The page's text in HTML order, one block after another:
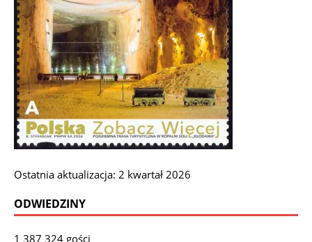
Ostatnia aktualizacja: 2 kwartał 2026
ODWIEDZINY
1 387 324 gości